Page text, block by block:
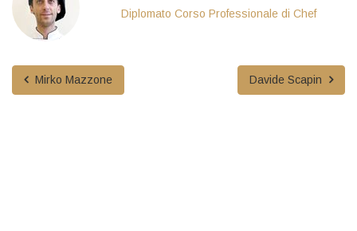
Diplomato Corso Professionale di Chef
Mirko Mazzone Davide Scapin